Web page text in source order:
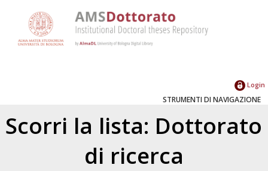
Login
STRUMENTI DI NAVIGAZIONE
Scorri la lista: Dottorato
di ricerca